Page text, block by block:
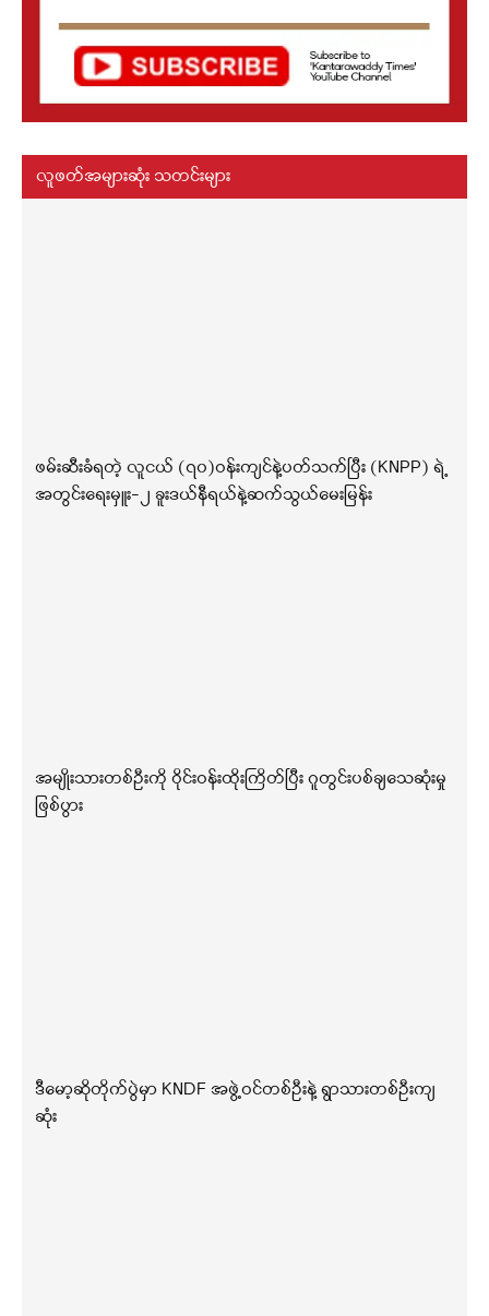
လူဖတ်အများဆုံး သတင်းများ
ဖမ်းဆီးခံရတဲ့ လူငယ် (၇၀)ဝန်းကျင်နဲ့ပတ်သက်ပြီး (KNPP) ရဲ့
အတွင်းရေးမှူး-၂ ခူးဒယ်နီရယ်နဲ့ဆက်သွယ်မေးမြန်း
အမျိုးသားတစ်ဦးကို ဝိုင်းဝန်းထိုးကြိတ်ပြီး ဂူတွင်းပစ်ချသေဆုံးမှု
ဖြစ်ပွား
ဒီမော့ဆိုတိုက်ပွဲမှာ KNDF အဖွဲ့ဝင်တစ်ဦးနဲ့ ရွာသားတစ်ဦးကျ
ဆုံး